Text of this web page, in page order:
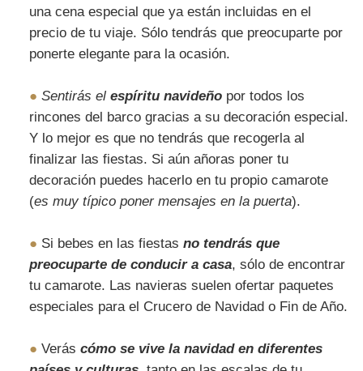
una cena especial que ya están incluidas en el
precio de tu viaje. Sólo tendrás que preocuparte por
ponerte elegante para la ocasión.
● Sentirás el espíritu navideñopor todos los
rincones del barco gracias a su decoración especial.
Y lo mejor es que no tendrás que recogerla al
finalizar las fiestas. Si aún añoras poner tu
decoración puedes hacerlo en tu propio camarote
(es muy típico poner mensajes en la puerta).
● Si bebes en las fiestas no tendrás que
preocuparte de conducir a casa, sólo de encontrar
tu camarote. Las navieras suelen ofertar paquetes
especiales para el Crucero de Navidad o Fin de Año.
● Verás cómo se vive la navidad en diferentes